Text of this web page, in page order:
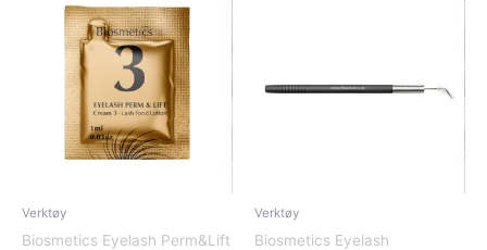
Verktøy
Biosmetics Eyelash Perm&Lift
Verktøy
Biosmetics Eyelash